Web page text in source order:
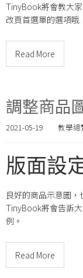
TinyBook將會教大
改頁首選單的選項哦
Read More
調整商品
2021-05-19 教學總
版面設
良好的商品示意圖
TinyBook將會告訴
例。
Read More